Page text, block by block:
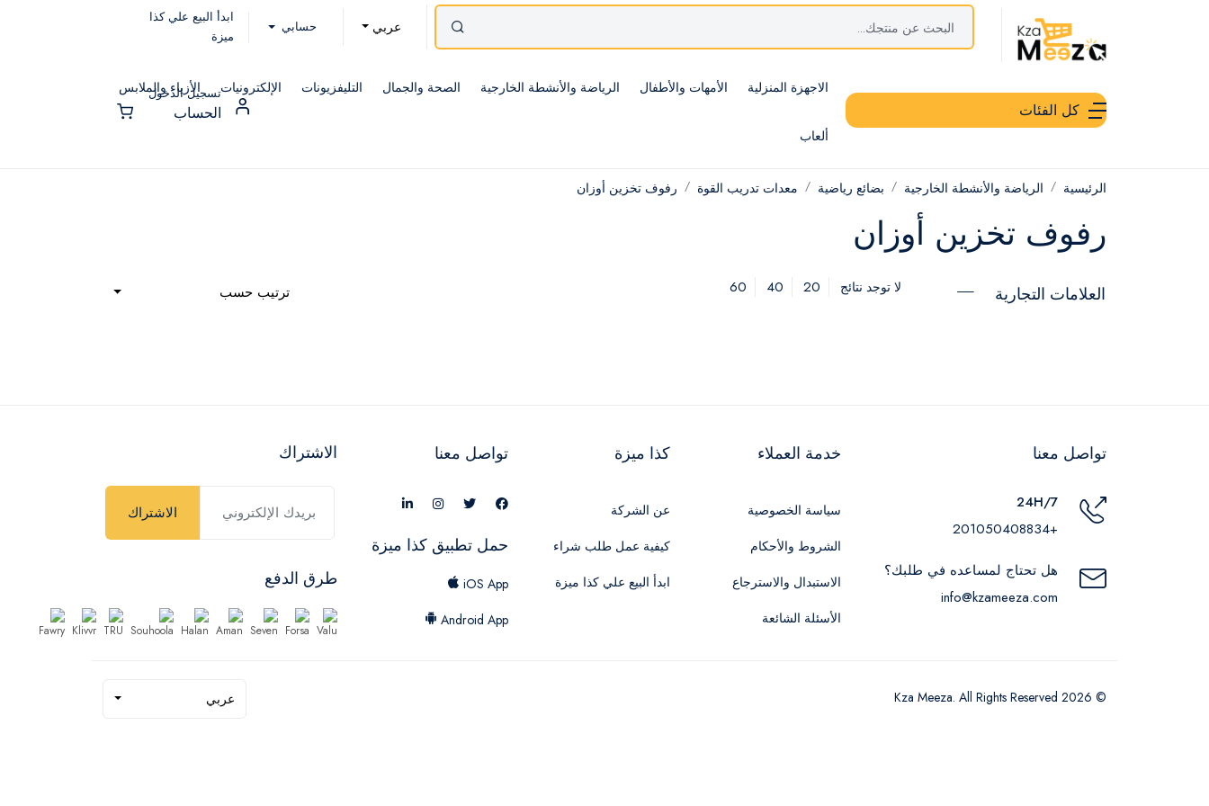
عربي حسابي
ابدأ البيع علي كذا
ميزة
كل الفئات
الاجهزة المنزلية الأمهات والأطفال الرياضة والأنشطة الخارجية الصحة والجمال التليفزيونات الإلكترونيات الأزياء والملابس
ألعاب
تسجيل الدخول
الحساب
الرئيسية الرياضة والأنشطة الخارجية بضائع رياضية معدات تدريب القوة رفوف تخزين أوزان
رفوف تخزين أوزان
العلامات التجارية لا توجد نتائج 20
40
60 ترتيب حسب
تواصل معنا
24H/7
+201050408834
هل تحتاج لمساعده في طلبك؟
info@kzameeza.com
خدمة العملاء
سياسة الخصوصية
الشروط والأحكام
الاستبدال والاسترجاع
الأسئلة الشائعة
كذا ميزة
عن الشركة
كيفية عمل طلب شراء
ابدأ البيع علي كذا ميزة
تواصل معنا
حمل تطبيق كذا ميزة
iOS App
Android App
الاشتراك
الاشتراك
طرق الدفع
© 2026 Kza Meeza. All Rights Reserved عربي